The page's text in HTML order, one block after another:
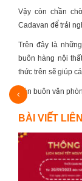
Vậy còn chần
Cadavan để trải
Trên đây là
buôn hàng nội
thức trên sẽ giúp
và 5 vấn…
BÀI VIẾT